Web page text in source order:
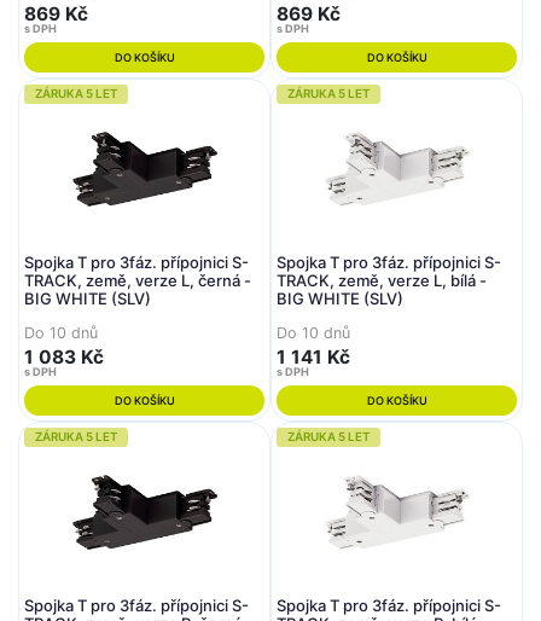
869 Kč
s DPH
DO KOŠÍKU
869 Kč
s DPH
DO KOŠÍKU
ZÁRUKA 5 LET
Spojka T pro 3fáz. přípojnici S-
TRACK, země, verze L, černá -
BIG WHITE (SLV)
Do 10 dnů
1 083 Kč
s DPH
DO KOŠÍKU
ZÁRUKA 5 LET
Spojka T pro 3fáz. přípojnici S-
TRACK, země, verze L, bílá -
BIG WHITE (SLV)
Do 10 dnů
1 141 Kč
s DPH
DO KOŠÍKU
ZÁRUKA 5 LET
Spojka T pro 3fáz. přípojnici S-
ZÁRUKA 5 LET
Spojka T pro 3fáz. přípojnici S-